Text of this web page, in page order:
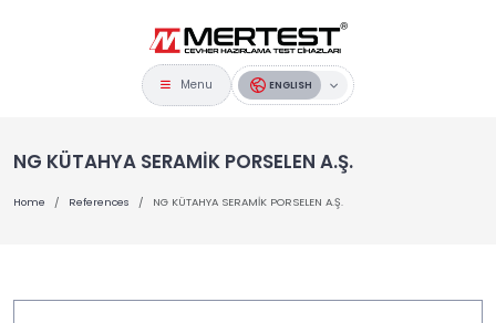
Menu ENGLISH
NG KÜTAHYA SERAMİK PORSELEN A.Ş.
Home References NG KÜTAHYA SERAMİK PORSELEN A.Ş.